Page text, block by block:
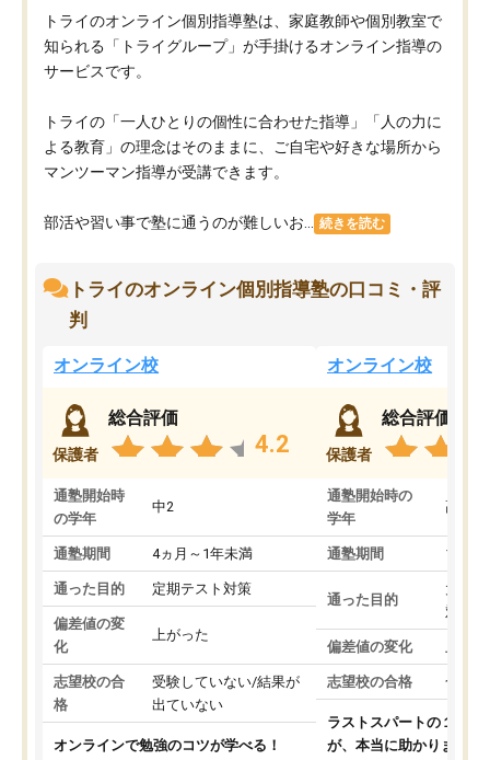
トライのオンライン個別指導塾は、家庭教師や個別教室で
知られる「トライグループ」が手掛けるオンライン指導の
サービスです。
トライの「一人ひとりの個性に合わせた指導」「人の力に
よる教育」の理念はそのままに、ご自宅や好きな場所から
マンツーマン指導が受講できます。
部活や習い事で塾に通うのが難しいお... 続きを読む
トライのオンライン個別指導塾の口コミ・評
判
オンライン校
保護者
総合評価
4.2
通塾開始時
の学年
中2
通塾期間 4ヵ月～1年未満
通った目的 定期テスト対策
偏差値の変
化
上がった
志望校の合
格
受験していない/結果が
出ていない
オンラインで勉強のコツが学べる！
オンライン校
保護者
総合評価
通塾開始時の
学年
高3
通塾期間 1～3
通った目的
大学
対策
偏差値の変化
志望校の合格 合格
ラストスパートの１か月
が、本当に助かりました